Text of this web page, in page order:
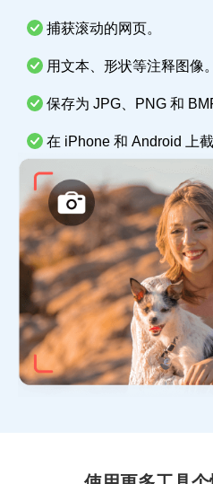
捕获滚动的网页。
用文本、形状等注释图像。
保存为 JPG、PNG 和
在 iPhone 和 Android 上